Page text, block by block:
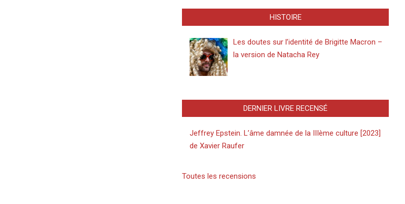
HISTOIRE
Les doutes sur l’identité de Brigitte Macron –
la version de Natacha Rey
DERNIER LIVRE RECENSÉ
Jeffrey Epstein. L’âme damnée de la IIIème culture [2023]
de Xavier Raufer
Toutes les recensions